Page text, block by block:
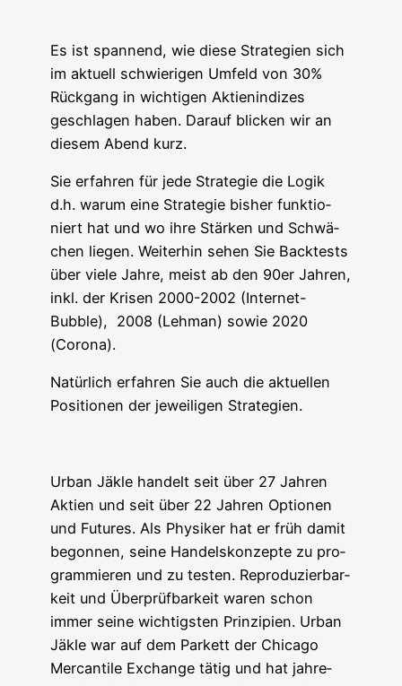
Es ist span­nend, wie die­se Stra­te­gien sich
im aktu­ell schwie­ri­gen Umfeld von 30%
Rück­gang in wich­ti­gen Akti­en­in­di­zes
geschla­gen haben. Dar­auf bli­cken wir an
die­sem Abend kurz.
Sie erfah­ren für jede Stra­te­gie die Logik
d.h. war­um eine Stra­te­gie bis­her funk­tio­
niert hat und wo ihre Stär­ken und Schwä­
chen lie­gen. Wei­ter­hin sehen Sie Back­tests
über vie­le Jah­re, meist ab den 90er Jah­ren,
inkl. der Kri­sen 2000-2002 (Inter­net-
Bubble), 2008 (Leh­man) sowie 2020
(Coro­na).
Natür­lich erfah­ren Sie auch die aktu­el­len
Posi­tio­nen der jewei­li­gen Strategien.
Urban Jäk­le han­delt seit über 27 Jah­ren
Akti­en und seit über 22 Jah­ren Optio­nen
und Futures. Als Phy­si­ker hat er früh damit
begon­nen, sei­ne Han­dels­kon­zep­te zu pro­
gram­mie­ren und zu tes­ten. Repro­du­zier­bar­
keit und Über­prüf­bar­keit waren schon
immer sei­ne wich­tigs­ten Prin­zi­pi­en. Urban
Jäk­le war auf dem Par­kett der Chi­ca­go
Mer­can­ti­le Exch­an­ge tätig und hat jah­re­